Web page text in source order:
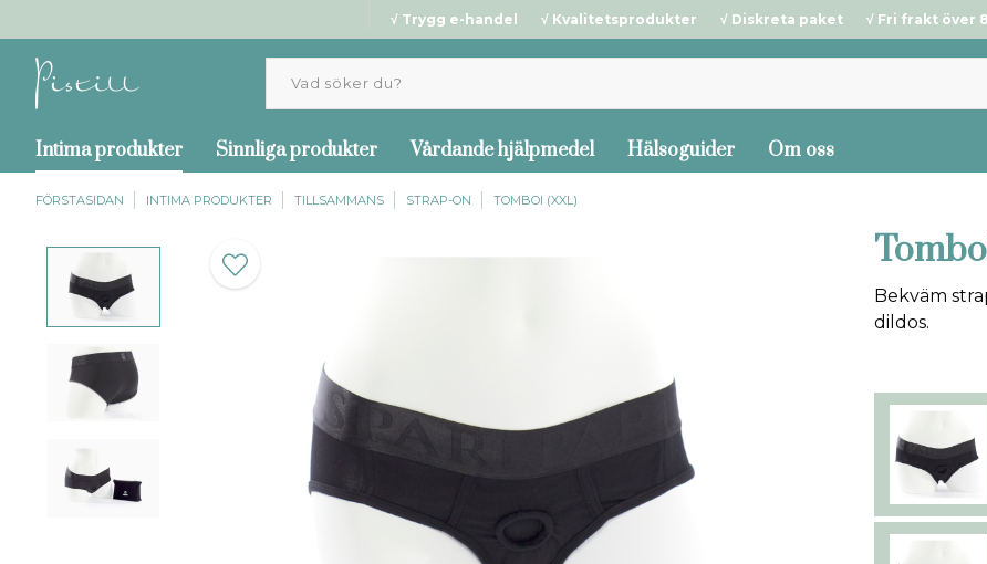
√ Trygg e-handel √ Kvalitetsprodukter √ Diskreta paket √ Fri frakt över
Intima produkter Sinnliga produkter Vårdande hjälpmedel Hälsoguider Om oss
FÖRSTASIDAN INTIMA PRODUKTER TILLSAMMANS STRAP-ON TOMBOI (XXL)
Bekväm
dildos.